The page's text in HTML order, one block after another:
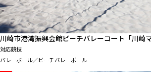
川崎市港湾振興会館ビーチバレーコート「川崎マ
対応競技
バレーボール／ビーチバレーボール